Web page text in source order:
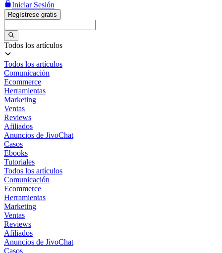
Iniciar Sesión
Regístrese gratis
Todos los artículos
Todos los artículos
Comunicación
Ecommerce
Herramientas
Marketing
Ventas
Reviews
Afiliados
Anuncios de JivoChat
Casos
Ebooks
Tutoriales
Todos los artículos
Comunicación
Ecommerce
Herramientas
Marketing
Ventas
Reviews
Afiliados
Anuncios de JivoChat
Casos